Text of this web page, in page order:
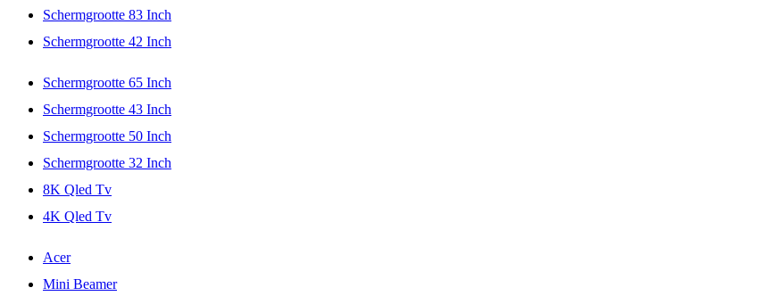
Schermgrootte 83 Inch
Schermgrootte 42 Inch
Schermgrootte 65 Inch
Schermgrootte 43 Inch
Schermgrootte 50 Inch
Schermgrootte 32 Inch
8K Qled Tv
4K Qled Tv
Acer
Mini Beamer